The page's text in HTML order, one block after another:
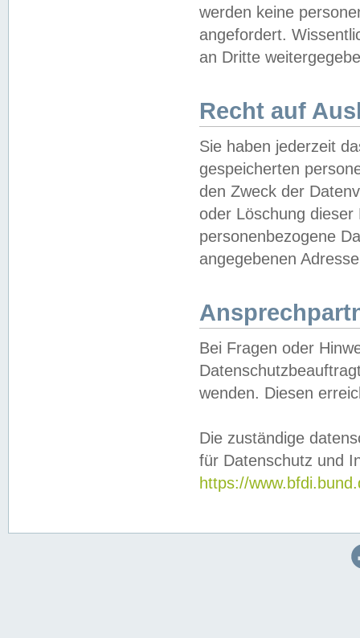
werden keine
angefordert.
an Dritte
Recht auf
Sie haben jederzeit
gespeicherten
den Zweck der
oder Löschung
personenbezogene
angegebenen
Bei Fragen oder
wenden. Diesen
Die zuständige
für Datenschutz und
https://